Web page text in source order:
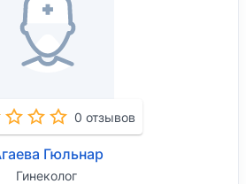
0 отзывов
Гюльнар
Гинеколог